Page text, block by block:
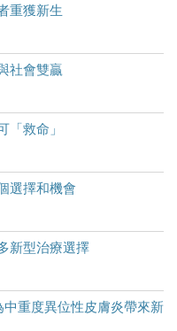
重獲新生
社會雙贏
「救命」
選擇和機會
新型治療選擇
重度異位性皮膚炎帶來新